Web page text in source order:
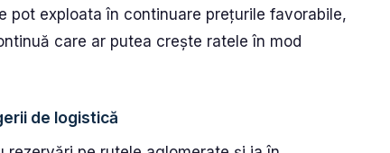
pot exploata în continuare prețurile favorabile,
care ar putea crește ratele în mod
de logistică